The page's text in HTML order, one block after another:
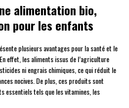
alimentation bio,
pour les enfants
plusieurs avantages pour la santé et le
effet, les aliments issus de l’agriculture
ni engrais chimiques, ce qui réduit le
nocives. De plus, ces produits sont
essentiels tels que les vitamines, les